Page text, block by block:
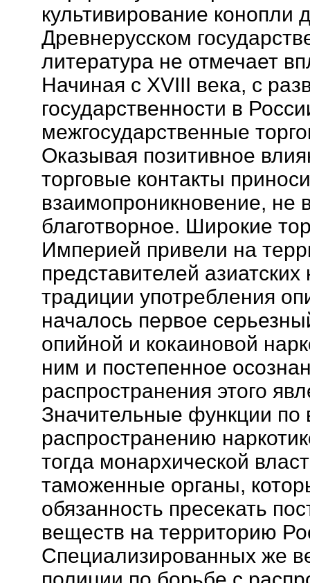
культивирование
Древнерусском
литература не отмечает
Начиная с XVIII века, с
государственности в
межгосударственные
Оказывая позитивное
торговые контакты
взаимопроникновение, не
благотворное. Широкие
Империей привели на
представителей
традиции употребления
началось первое
опийной и кокаиновой
ним и постепенное
распространения этого
Значительные функции по
распространению
тогда монархической
таможенные органы,
обязанность пресекать
веществ на территорию
Специализированных же